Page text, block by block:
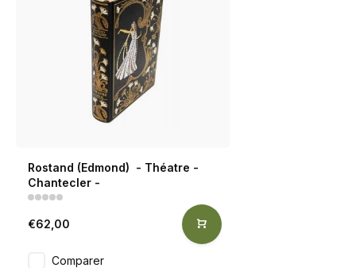
Rostand (Edmond) - Théatre -
Chantecler -
€62,00
Comparer